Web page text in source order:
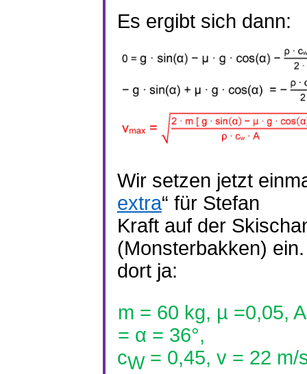
Es ergibt sich dann:
Wir setzen jetzt
extra“ für Stefan
Kraft auf der
(Monsterbakken)
dort ja:
m = 60 kg, µ =0,05,
= α = 36°,
cW= 0,45, v = 22 m/